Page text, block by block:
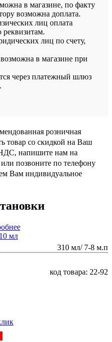
в магазине, по факту
возможна доплата.
лиц оплата
реквизитам.
лиц по счету,
в магазине при
через платежный шлюз
розничная
товар со скидкой на Ваш
напишите нам на
или позвоните по телефону
Вам индивидуальное
мл
310 мл/ 7-8 м.п
код товара: 22-92